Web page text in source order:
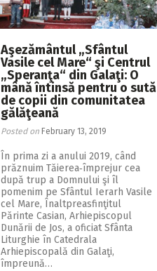
Aşezământul „Sfântul
Vasile cel Mare“ şi Centrul
„Speranţa“ din Galaţi: O
mână întinsă pentru o sută
de copii din comunitatea
gălăţeană
Posted on February 13, 2019
În prima zi a anului 2019, când
prăznuim Tăierea‑împrejur cea
după trup a Domnului şi îl
pomenim pe Sfântul Ierarh Vasile
cel Mare, Înaltpreasfinţitul
Părinte Casian, Arhiepiscopul
Dunării de Jos, a oficiat Sfânta
Liturghie în Catedrala
Arhiepiscopală din Galaţi,
împreună…